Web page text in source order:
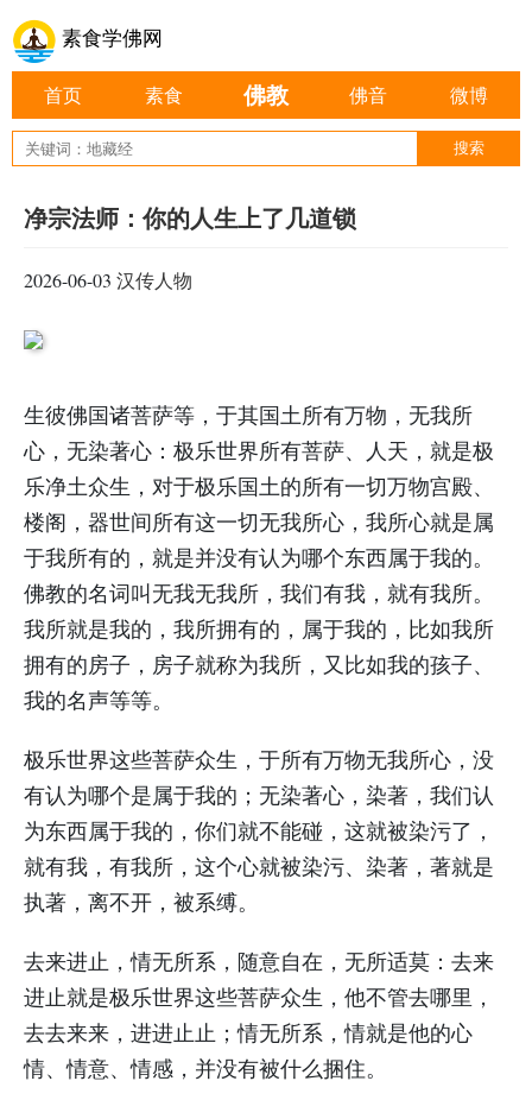
素食学佛网
首页 素食 佛教 佛音 微博
净宗法师：你的人生上了几道锁
2026-06-03 汉传人物
生彼佛国诸菩萨等，于其国土所有万物，无我所
心，无染著心：极乐世界所有菩萨、人天，就是极
乐净土众生，对于极乐国土的所有一切万物宫殿、
楼阁，器世间所有这一切无我所心，我所心就是属
于我所有的，就是并没有认为哪个东西属于我的。
佛教的名词叫无我无我所，我们有我，就有我所。
我所就是我的，我所拥有的，属于我的，比如我所
拥有的房子，房子就称为我所，又比如我的孩子、
我的名声等等。
极乐世界这些菩萨众生，于所有万物无我所心，没
有认为哪个是属于我的；无染著心，染著，我们认
为东西属于我的，你们就不能碰，这就被染污了，
就有我，有我所，这个心就被染污、染著，著就是
执著，离不开，被系缚。
去来进止，情无所系，随意自在，无所适莫：去来
进止就是极乐世界这些菩萨众生，他不管去哪里，
去去来来，进进止止；情无所系，情就是他的心
情、情意、情感，并没有被什么捆住。